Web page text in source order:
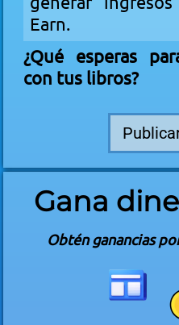
Earn.
¿Qué esperas
con tus libros?
Gana
Obtén ganancias